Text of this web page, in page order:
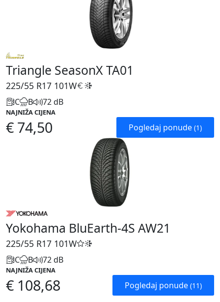
Triangle SeasonX TA01
225/55 R17 101W
C B 72 dB
NAJNIŽA CIJENA
€ 74,50 Pogledaj ponude (1)
Yokohama BluEarth-4S AW21
225/55 R17 101W
C B 72 dB
NAJNIŽA CIJENA
€ 108,68 Pogledaj ponude (11)